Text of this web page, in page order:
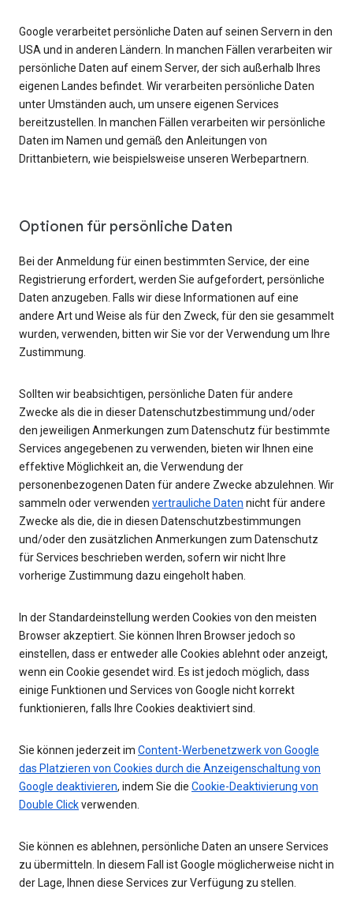
Google verarbeitet persönliche Daten auf seinen Servern in den
USA und in anderen Ländern. In manchen Fällen verarbeiten wir
persönliche Daten auf einem Server, der sich außerhalb Ihres
eigenen Landes befindet. Wir verarbeiten persönliche Daten
unter Umständen auch, um unsere eigenen Services
bereitzustellen. In manchen Fällen verarbeiten wir persönliche
Daten im Namen und gemäß den Anleitungen von
Drittanbietern, wie beispielsweise unseren Werbepartnern.
Optionen für persönliche Daten
Bei der Anmeldung für einen bestimmten Service, der eine
Registrierung erfordert, werden Sie aufgefordert, persönliche
Daten anzugeben. Falls wir diese Informationen auf eine
andere Art und Weise als für den Zweck, für den sie gesammelt
wurden, verwenden, bitten wir Sie vor der Verwendung um Ihre
Zustimmung.
Sollten wir beabsichtigen, persönliche Daten für andere
Zwecke als die in dieser Datenschutzbestimmung und/oder
den jeweiligen Anmerkungen zum Datenschutz für bestimmte
Services angegebenen zu verwenden, bieten wir Ihnen eine
effektive Möglichkeit an, die Verwendung der
personenbezogenen Daten für andere Zwecke abzulehnen. Wir
sammeln oder verwenden vertrauliche Daten nicht für andere
Zwecke als die, die in diesen Datenschutzbestimmungen
und/oder den zusätzlichen Anmerkungen zum Datenschutz
für Services beschrieben werden, sofern wir nicht Ihre
vorherige Zustimmung dazu eingeholt haben.
In der Standardeinstellung werden Cookies von den meisten
Browser akzeptiert. Sie können Ihren Browser jedoch so
einstellen, dass er entweder alle Cookies ablehnt oder anzeigt,
wenn ein Cookie gesendet wird. Es ist jedoch möglich, dass
einige Funktionen und Services von Google nicht korrekt
funktionieren, falls Ihre Cookies deaktiviert sind.
Sie können jederzeit im Content-Werbenetzwerk von Google
das Platzieren von Cookies durch die Anzeigenschaltung von
Google deaktivieren, indem Sie die Cookie-Deaktivierung von
Double Clickverwenden.
Sie können es ablehnen, persönliche Daten an unsere Services
zu übermitteln. In diesem Fall ist Google möglicherweise nicht in
der Lage, Ihnen diese Services zur Verfügung zu stellen.